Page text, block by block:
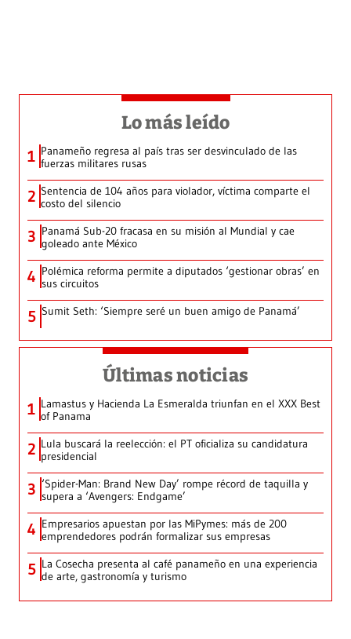
Lo más leído
1 Panameño regresa al país tras ser desvinculado de las
fuerzas militares rusas
2 Sentencia de 104 años para violador, víctima comparte el
costo del silencio
3 Panamá Sub-20 fracasa en su misión al Mundial y cae
goleado ante México
4 Polémica reforma permite a diputados ‘gestionar obras’ en
sus circuitos
5 Sumit Seth: ‘Siempre seré un buen amigo de Panamá’
Últimas noticias
1 Lamastus y Hacienda La Esmeralda triunfan en el XXX Best
of Panama
2 Lula buscará la reelección: el PT oficializa su candidatura
presidencial
3 ‘Spider-Man: Brand New Day’ rompe récord de taquilla y
supera a ‘Avengers: Endgame’
4 Empresarios apuestan por las MiPymes: más de 200
emprendedores podrán formalizar sus empresas
5 La Cosecha presenta al café panameño en una experiencia
de arte, gastronomía y turismo